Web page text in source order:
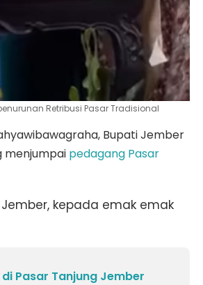
Retribusi Pasar Tradisional
Bupati Jember
menjumpai pedagang Pasar
kepada emak emak
Pasar Tanjung Jember